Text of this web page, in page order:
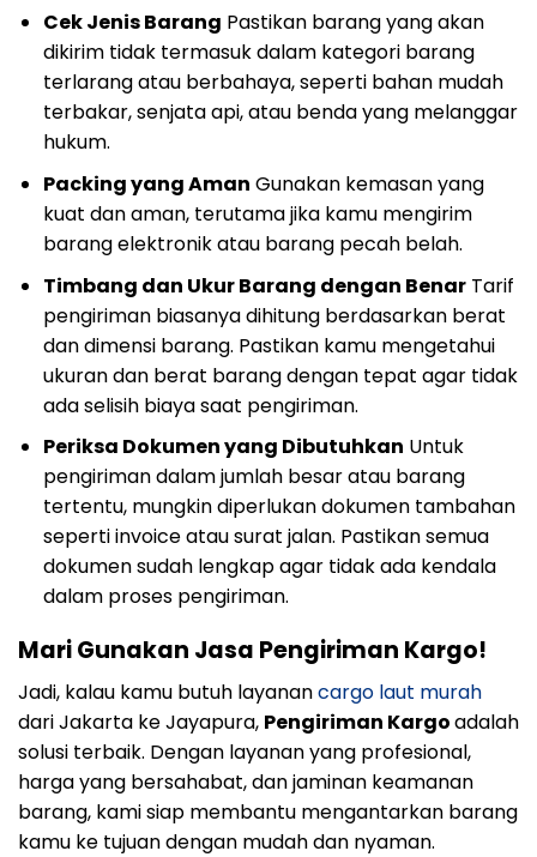
Cek Jenis Barang Pastikan barang yang akan
dikirim tidak termasuk dalam kategori barang
terlarang atau berbahaya, seperti bahan mudah
terbakar, senjata api, atau benda yang melanggar
hukum.
Packing yang Aman Gunakan kemasan yang
kuat dan aman, terutama jika kamu mengirim
barang elektronik atau barang pecah belah.
Timbang dan Ukur Barang dengan BenarTarif
pengiriman biasanya dihitung berdasarkan berat
dan dimensi barang. Pastikan kamu mengetahui
ukuran dan berat barang dengan tepat agar tidak
ada selisih biaya saat pengiriman.
Periksa Dokumen yang Dibutuhkan Untuk
pengiriman dalam jumlah besar atau barang
tertentu, mungkin diperlukan dokumen tambahan
seperti invoice atau surat jalan. Pastikan semua
dokumen sudah lengkap agar tidak ada kendala
dalam proses pengiriman.
Mari Gunakan Jasa Pengiriman Kargo!
Jadi, kalau kamu butuh layanancargo laut murah
dari Jakarta ke Jayapura, Pengiriman Kargoadalah
solusi terbaik. Dengan layanan yang profesional,
harga yang bersahabat, dan jaminan keamanan
barang, kami siap membantu mengantarkan barang
kamu ke tujuan dengan mudah dan nyaman.